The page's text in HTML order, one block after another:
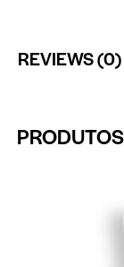
REVIEWS (0)